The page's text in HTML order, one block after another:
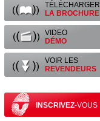
TÉLÉCHARGER
LA BROCHURE
VIDEO
DÉMO
VOIR LES
REVENDEURS
INSCRIVEZ-VOUS